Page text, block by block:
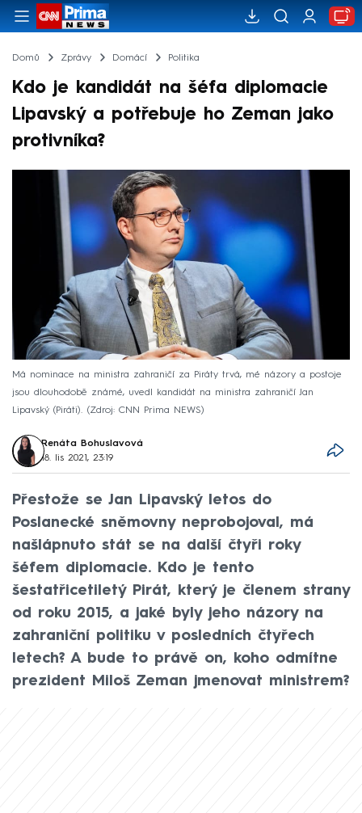
Domů Zprávy Domácí Politika
Kdo je kandidát na šéfa diplomacie
Lipavský a potřebuje ho Zeman jako
protivníka?
Má nominace na ministra zahraničí za Piráty trvá, mé názory a postoje
jsou dlouhodobě známé, uvedl kandidát na ministra zahraničí Jan
Lipavský (Piráti).
Zdroj: CNN Prima NEWS
Renáta Bohuslavová
18. lis 2021, 23:19
Přestože se Jan Lipavský letos do
Poslanecké sněmovny neprobojoval, má
našlápnuto stát se na další čtyři roky
šéfem diplomacie. Kdo je tento
šestatřicetiletý Pirát, který je členem strany
od roku 2015, a jaké byly jeho názory na
zahraniční politiku v posledních čtyřech
letech? A bude to právě on, koho odmítne
prezident Miloš Zeman jmenovat ministrem?